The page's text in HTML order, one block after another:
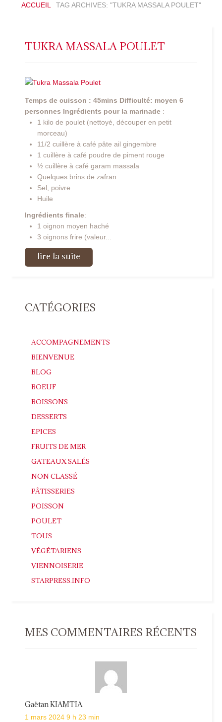
ACCUEIL TAG ARCHIVES: "TUKRA MASSALA POULET"
TUKRA MASSALA POULET
Temps de cuisson : 45mins Difficulté: moyen 6
personnes Ingrédients pour la marinade :
1 kilo de poulet (nettoyé, découper en petit
morceau)
11/2 cuillère à café pâte ail gingembre
1 cuillère à café poudre de piment rouge
½ cuillère à café garam massala
Quelques brins de zafran
Sel, poivre
Huile
Ingrédients finale:
1 oignon moyen haché
3 oignons frire (valeur...
lire la suite
CATÉGORIES
ACCOMPAGNEMENTS
BIENVENUE
BLOG
BOEUF
BOISSONS
DESSERTS
EPICES
FRUITS DE MER
GATEAUX SALÉS
NON CLASSÉ
PÂTISSERIES
POISSON
POULET
TOUS
VÉGÉTARIENS
VIENNOISERIE
STARPRESS.INFO
MES COMMENTAIRES RÉCENTS
Gaëtan KIAMTIA
1 mars 2024 9 h 23 min